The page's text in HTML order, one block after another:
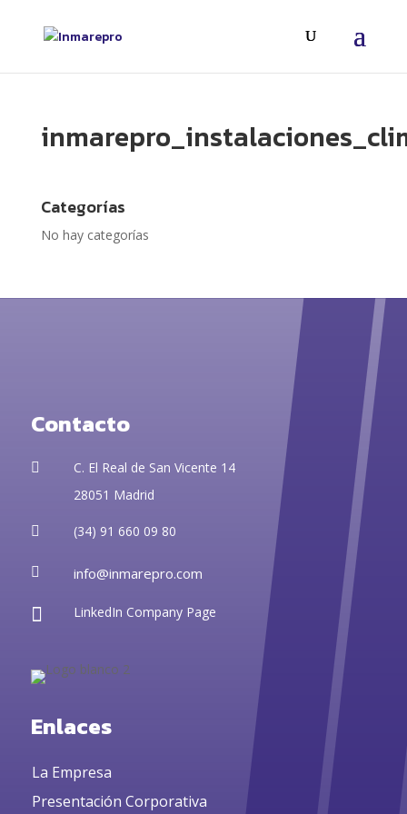
Categorías
No hay categorías
Contacto

C. El Real de San Vicente 14
28051 Madrid
 (34) 91 660 09 80
 info@inmarepro.com
 LinkedIn Company Page
Enlaces
La Empresa
Presentación Corporativa